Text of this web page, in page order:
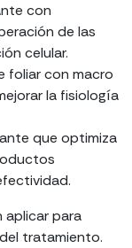
con
de las
celular.
foliar con macro
la fisiología
que optimiza
aplicar para
tratamiento.